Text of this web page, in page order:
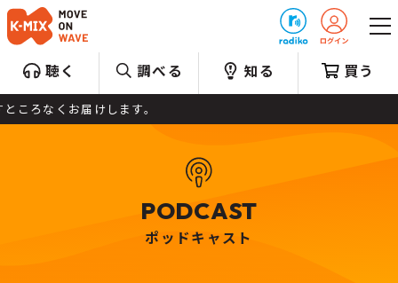
聴く 調べる 知る 買う
ころなくお届けします。
PODCAST
ポッドキャスト